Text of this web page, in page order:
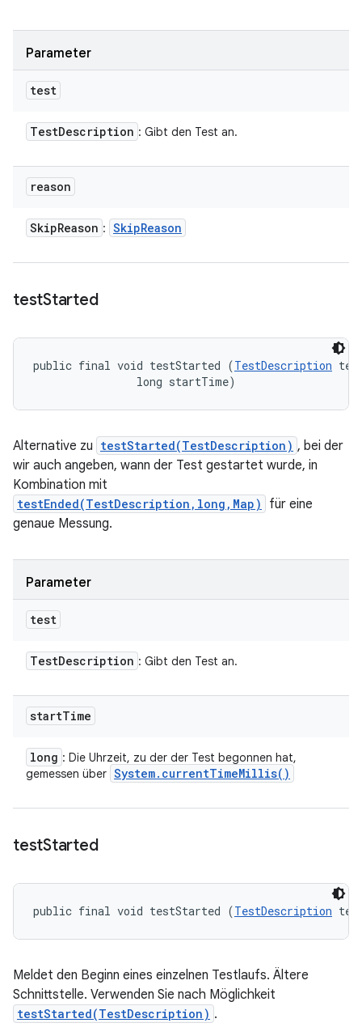
Parameter
test
TestDescription : Gibt den Test an.
reason
SkipReason : SkipReason
testStarted
public final void testStarted (TestDescription
                long startTime)
Alternative zu testStarted(TestDescription) , bei der
wir auch angeben, wann der Test gestartet wurde, in
Kombination mit
testEnded(TestDescription,long,Map)
für eine
genaue Messung.
Parameter
test
TestDescription : Gibt den Test an.
startTime
long : Die Uhrzeit, zu der der Test begonnen hat,
gemessen über System. currentTimeMillis( )
testStarted
public final void testStarted (TestDescription
Meldet den Beginn eines einzelnen Testlaufs. Ältere
Schnittstelle. Verwenden Sie nach Möglichkeit
testStarted(TestDescription) .